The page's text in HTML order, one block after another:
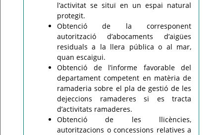
l’activitat se situï en un espai natural
protegit.
Obtenció de la corresponent
autorització d’abocaments d’aigües
residuals a la llera pública o al mar,
quan escaigui.
Obtenció de l’informe favorable del
departament competent en matèria de
ramaderia sobre el pla de gestió de les
dejeccions ramaderes si es tracta
d’activitats ramaderes.
Obtenció de les llicències,
autoritzacions o concessions relatives a